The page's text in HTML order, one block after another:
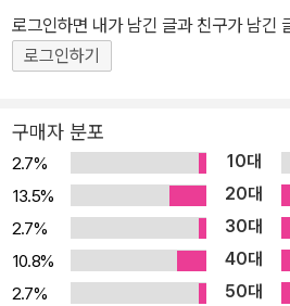
로그인하면 내가 남긴 글과 친구가 남긴
로그인하기
구매자 분포
2.7% 10대
13.5%
20대
2.7%
30대
10.8%
40대
2.7%
50대